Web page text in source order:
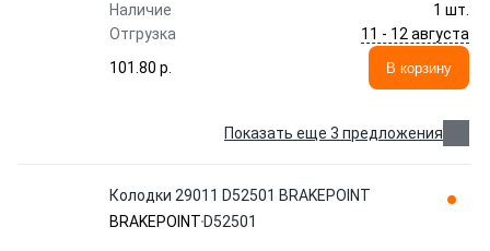
Наличие
1 шт.
Отгрузка
11 - 12 августа
101.80 p.
В корзину
Показать еще 3 предложения
Колодки 29011 D52501 BRAKEPOINT
BRAKEPOINT D52501